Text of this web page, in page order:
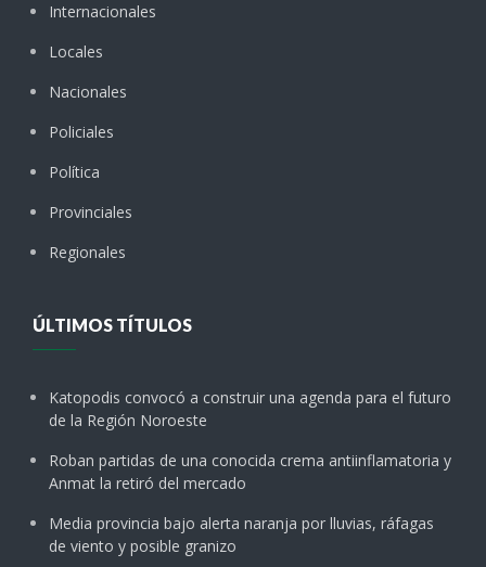
Internacionales
Locales
Nacionales
Policiales
Política
Provinciales
Regionales
ÚLTIMOS TÍTULOS
Katopodis convocó a construir una agenda para el futuro
de la Región Noroeste
Roban partidas de una conocida crema antiinflamatoria y
Anmat la retiró del mercado
Media provincia bajo alerta naranja por lluvias, ráfagas
de viento y posible granizo